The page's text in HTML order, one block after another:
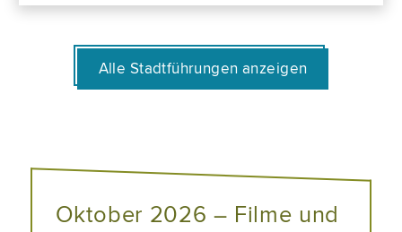
Alle Stadtführungen anzeigen
Oktober 2026 – Filme und